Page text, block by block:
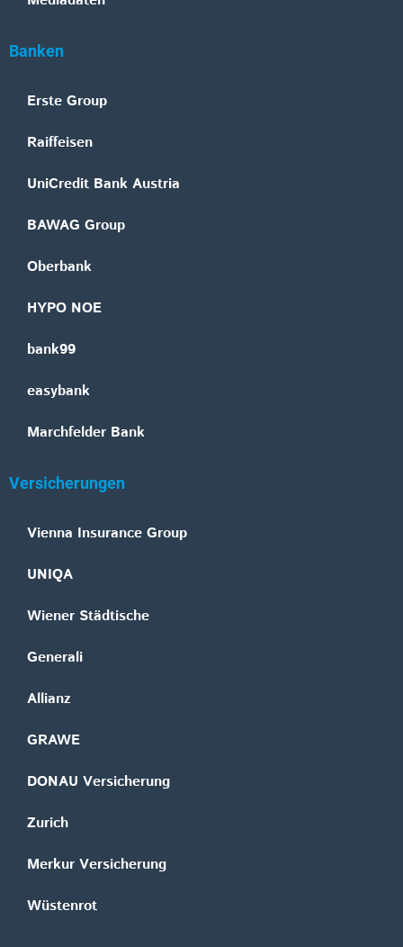
Banken
Erste Group
Raiffeisen
UniCredit Bank Austria
BAWAG Group
Oberbank
HYPO NOE
bank99
easybank
Marchfelder Bank
Versicherungen
Vienna Insurance Group
UNIQA
Wiener Städtische
Generali
Allianz
GRAWE
DONAU Versicherung
Zurich
Merkur Versicherung
Wüstenrot